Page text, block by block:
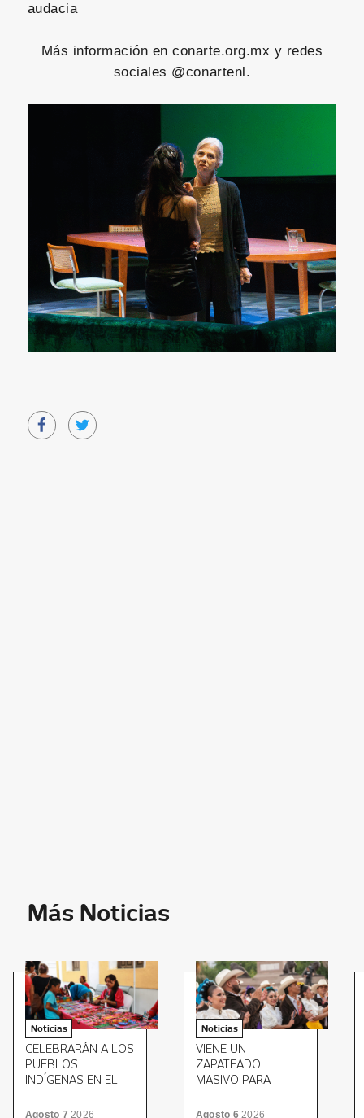
audacia
Más información en conarte.org.mx y redes
sociales @conartenl.
Más Noticias
Noticias
CELEBRARÁN A LOS
PUEBLOS
INDÍGENAS EN EL
CULTURAS
Agosto 7 2026
Noticias
VIENE UN
ZAPATEADO
MASIVO PARA
FOLKLÓRICO
Agosto 6 2026